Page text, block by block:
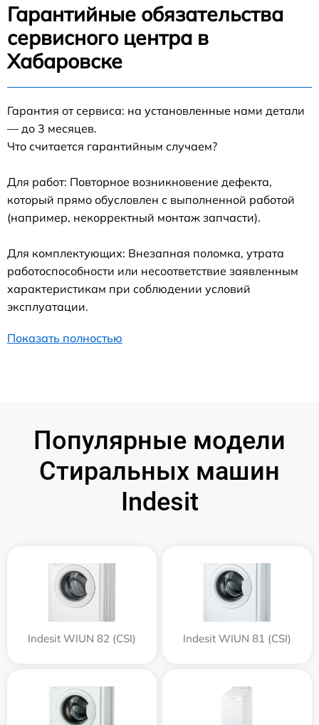
Гарантийные обязательства
сервисного центра в
Хабаровске
Гарантия от сервиса: на установленные нами детали
— до 3 месяцев.
Что считается гарантийным случаем?
Для работ: Повторное возникновение дефекта,
который прямо обусловлен с выполненной работой
(например, некорректный монтаж запчасти).
Для комплектующих: Внезапная поломка, утрата
работоспособности или несоответствие заявленным
характеристикам при соблюдении условий
эксплуатации.
Показать полностью
Популярные модели
Стиральных машин
Indesit
Indesit WIUN 82 (CSI) Indesit WIUN 81 (CSI)